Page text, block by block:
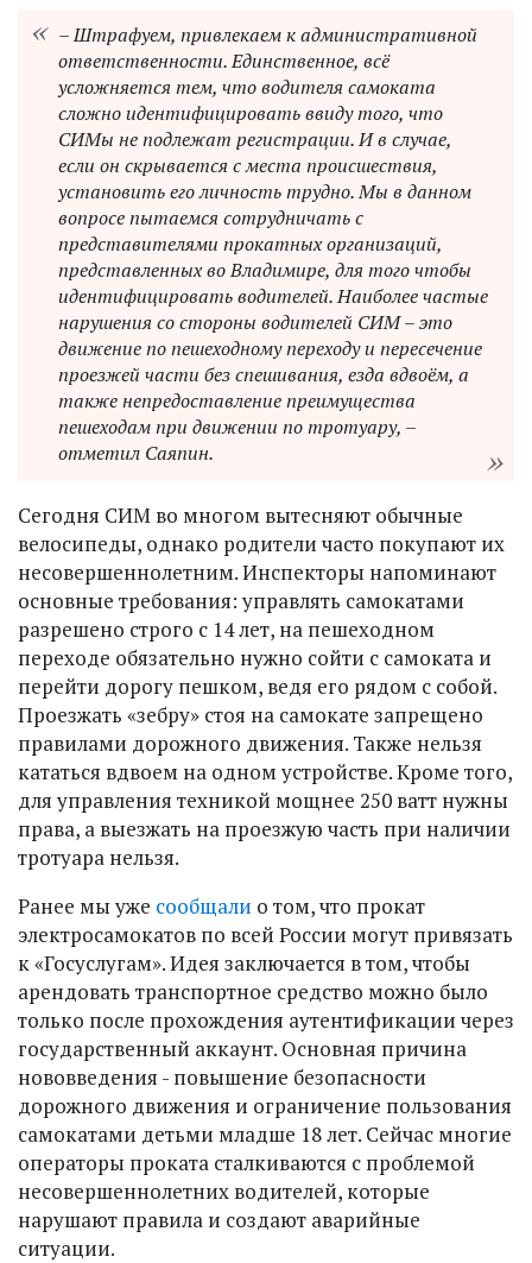
– Штрафуем, привлекаем к административной
ответственности. Единственное, всё
усложняется тем, что водителя самоката
сложно идентифицировать ввиду того, что
СИМы не подлежат регистрации. И в случае,
если он скрывается с места происшествия,
установить его личность трудно. Мы в данном
вопросе пытаемся сотрудничать с
представителями прокатных организаций,
представленных во Владимире, для того чтобы
идентифицировать водителей. Наиболее частые
нарушения со стороны водителей СИМ – это
движение по пешеходному переходу и пересечение
проезжей части без спешивания, езда вдвоём, а
также непредоставление преимущества
пешеходам при движении по тротуару, –
отметил Саяпин.
Сегодня СИМ во многом вытесняют обычные
велосипеды, однако родители часто покупают их
несовершеннолетним. Инспекторы напоминают
основные требования: управлять самокатами
разрешено строго с 14 лет, на пешеходном
переходе обязательно нужно сойти с самоката и
перейти дорогу пешком, ведя его рядом с собой.
Проезжать «зебру» стоя на самокате запрещено
правилами дорожного движения. Также нельзя
кататься вдвоем на одном устройстве. Кроме того,
для управления техникой мощнее 250 ватт нужны
права, а выезжать на проезжую часть при наличии
тротуара нельзя.
Ранее мы уже сообщали о том, что прокат
электросамокатов по всей России могут привязать
к «Госуслугам». Идея заключается в том, чтобы
арендовать транспортное средство можно было
только после прохождения аутентификации через
государственный аккаунт. Основная причина
нововведения - повышение безопасности
дорожного движения и ограничение пользования
самокатами детьми младше 18 лет. Сейчас многие
операторы проката сталкиваются с проблемой
несовершеннолетних водителей, которые
нарушают правила и создают аварийные
ситуации.